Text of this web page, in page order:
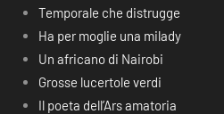
Temporale che distrugge
Ha per moglie una milady
Un africano di Nairobi
Grosse lucertole verdi
Il poeta dell’Ars amatoria